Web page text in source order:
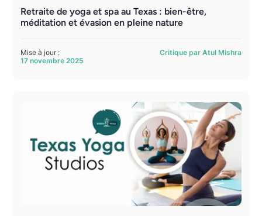
Retraite de yoga et spa au Texas : bien-être,
méditation et évasion en pleine nature
Mise à jour :
17 novembre 2025
Critique par Atul Mishra